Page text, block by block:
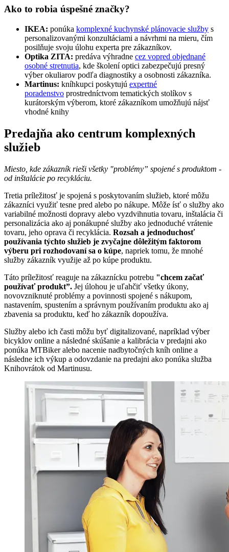
Ako to robia úspešné značky?
IKEA: ponúka komplexné kuchynské plánovacie služby s
personalizovanými konzultáciami a návrhmi na mieru, čím
posilňuje svoju úlohu experta pre zákazníkov.
Optika ZITA: predáva výhradne cez vopred objednané
osobné stretnutia, kde školení optici zabezpečujú presný
výber okuliarov podľa diagnostiky a osobnosti zákazníka.
Martinus: kníhkupci poskytujú expertné
poradenstvo prostredníctvom tematických stolíkov s
kurátorským výberom, ktoré zákazníkom umožňujú nájsť
vhodné knihy
Predajňa ako centrum komplexných
služieb
Miesto, kde zákazník rieši všetky "problémy” spojené s produktom -
od inštalácie po recykláciu.
Tretia príležitosť je spojená s poskytovaním služieb, ktoré môžu
zákazníci využiť tesne pred alebo po nákupe. Môže ísť o služby ako
variabilné možnosti dopravy alebo vyzdvihnutia tovaru, inštalácia či
personalizácia ako aj ponákupné služby ako jednoduché vrátenie
tovaru, jeho oprava či recyklácia. Rozsah a jednoduchosť
používania týchto služieb je zvyčajne dôležitým faktorom
výberu pri rozhodovaní sa o kúpe, napriek tomu, že mnohé
služby zákazník využije až po kúpe produktu.
Táto príležitosť reaguje na zákaznícku potrebu "chcem začať
používať produkt”. Jej úlohou je uľahčiť všetky úkony,
novovzniknuté problémy a povinnosti spojené s nákupom,
nastavením, spustením a správnym používaním produktu ako aj
zbavenia sa produktu, keď ho zákazník dopoužíva.
Služby alebo ich časti môžu byť digitalizované, napríklad výber
bicyklov online a následné skúšanie a kalibrácia v predajni ako
ponúka MTBiker alebo nacenie nadbytočných kníh online a
následne ich výkup a odovzdanie na predajni ako ponúka služba
Knihovrátok od Martinusu.